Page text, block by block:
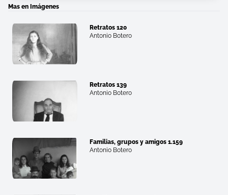
Mas en Imágenes
Retratos 120
Antonio Botero
Retratos 139
Antonio Botero
Familias, grupos y amigos 1.159
Antonio Botero